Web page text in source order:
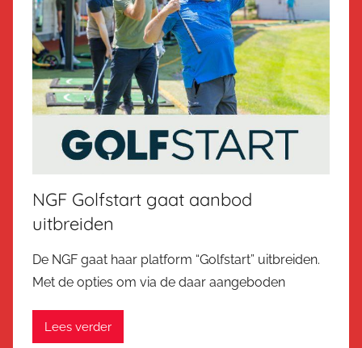
NGF Golfstart gaat aanbod
uitbreiden
De NGF gaat haar platform “Golfstart” uitbreiden.
Met de opties om via de daar aangeboden
Lees verder